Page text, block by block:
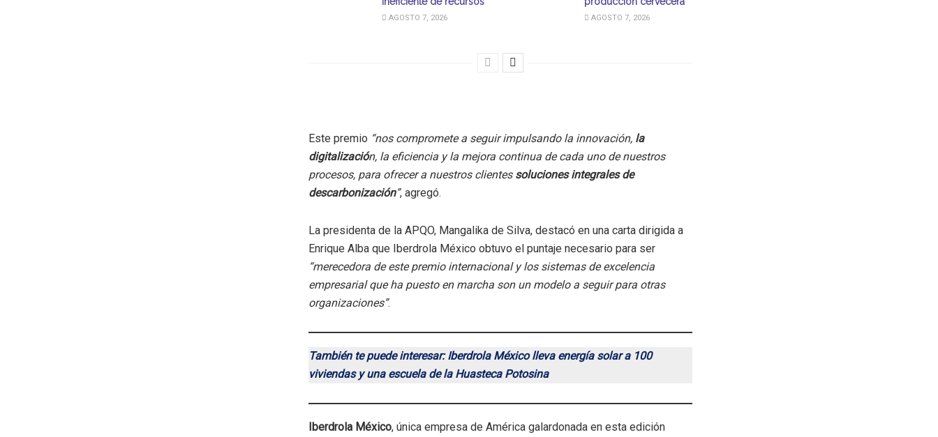
AGOSTO 7, 2026 AGOSTO 7, 2026
Este premio “nos compromete a seguir impulsando la innovación, la
digitalización, la eficiencia y la mejora continua de cada uno de nuestros
procesos, para ofrecer a nuestros clientes soluciones integrales de
descarbonización”, agregó.
La presidenta de la APQO, Mangalika de Silva, destacó en una carta dirigida a
Enrique Alba que Iberdrola México obtuvo el puntaje necesario para ser
“merecedora de este premio internacional y los sistemas de excelencia
empresarial que ha puesto en marcha son un modelo a seguir para otras
organizaciones”.
También te puede interesar: Iberdrola México lleva energía solar a 100
viviendas y una escuela de la Huasteca Potosina
Iberdrola México, única empresa de América galardonada en esta edición